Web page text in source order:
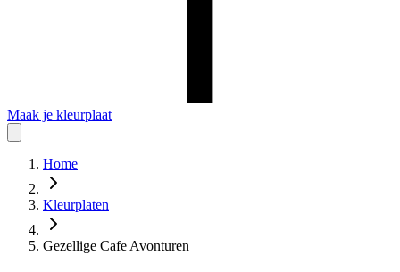
Maak je kleurplaat
Home
Kleurplaten
Gezellige Cafe Avonturen